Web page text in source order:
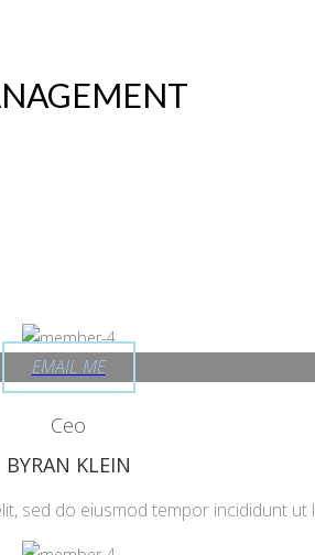
EMAIL ME
Ceo
BYRAN KLEIN
sed do eiusmod tempor incididunt